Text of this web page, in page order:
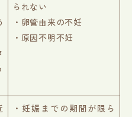
られない
・卵管由来の不妊
・原因不明不妊
・妊娠までの期間が限ら